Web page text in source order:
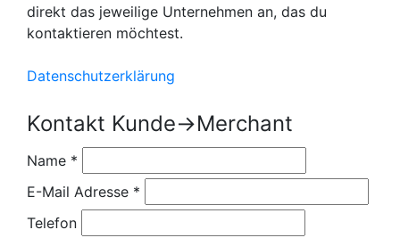
direkt das jeweilige Unternehmen an, das du
kontaktieren möchtest.
Datenschutzerklärung
Kontakt Kunde->Merchant
Name *
E-Mail Adresse *
Telefon